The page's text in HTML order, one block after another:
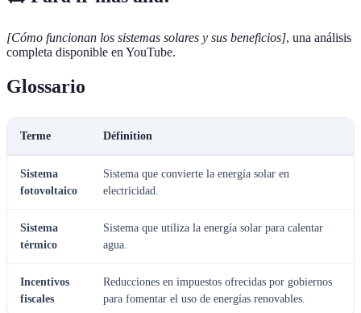
[Cómo funcionan los sistemas solares y sus beneficios], una análisis
completa disponible en YouTube.
Glossario
Terme Définition
Sistema
fotovoltaico
Sistema que convierte la energía solar en
electricidad.
Sistema
térmico
Sistema que utiliza la energía solar para calentar
agua.
Incentivos
fiscales
Reducciones en impuestos ofrecidas por gobiernos
para fomentar el uso de energías renovables.